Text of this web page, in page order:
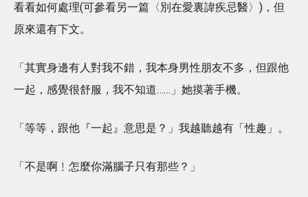
看看如何處理(可參看另一篇〈別在愛裏諱疾忌醫〉)，但
原來還有下文。
「其實身邊有人對我不錯，我本身男性朋友不多，但跟他
一起，感覺很舒服，我不知道……」她摸著手機。
「等等，跟他『一起』意思是？」我越聽越有「性趣」。
「不是啊﹗怎麼你滿腦子只有那些？」